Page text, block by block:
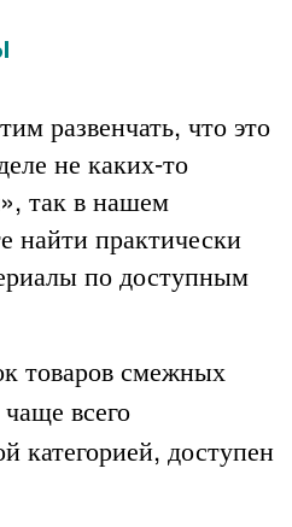
развенчать, что это
не каких-то
так в нашем
найти практически
по доступным
товаров смежных
всего
категорией, доступен